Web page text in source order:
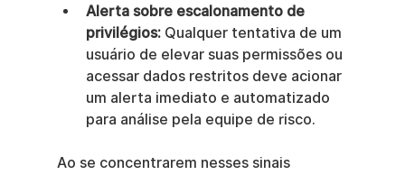
Alerta sobre escalonamento de
privilégios: Qualquer tentativa de um
usuário de elevar suas permissões ou
acessar dados restritos deve acionar
um alerta imediato e automatizado
para análise pela equipe de risco.
Ao se concentrarem nesses sinais